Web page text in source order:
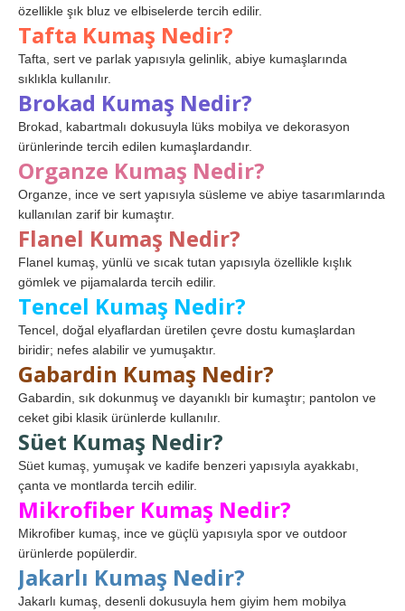
özellikle şık bluz ve elbiselerde tercih edilir.
Tafta Kumaş Nedir?
Tafta, sert ve parlak yapısıyla gelinlik, abiye kumaşlarında
sıklıkla kullanılır.
Brokad Kumaş Nedir?
Brokad, kabartmalı dokusuyla lüks mobilya ve dekorasyon
ürünlerinde tercih edilen kumaşlardandır.
Organze Kumaş Nedir?
Organze, ince ve sert yapısıyla süsleme ve abiye tasarımlarında
kullanılan zarif bir kumaştır.
Flanel Kumaş Nedir?
Flanel kumaş, yünlü ve sıcak tutan yapısıyla özellikle kışlık
gömlek ve pijamalarda tercih edilir.
Tencel Kumaş Nedir?
Tencel, doğal elyaflardan üretilen çevre dostu kumaşlardan
biridir; nefes alabilir ve yumuşaktır.
Gabardin Kumaş Nedir?
Gabardin, sık dokunmuş ve dayanıklı bir kumaştır; pantolon ve
ceket gibi klasik ürünlerde kullanılır.
Süet Kumaş Nedir?
Süet kumaş, yumuşak ve kadife benzeri yapısıyla ayakkabı,
çanta ve montlarda tercih edilir.
Mikrofiber Kumaş Nedir?
Mikrofiber kumaş, ince ve güçlü yapısıyla spor ve outdoor
ürünlerde popülerdir.
Jakarlı Kumaş Nedir?
Jakarlı kumaş, desenli dokusuyla hem giyim hem mobilya